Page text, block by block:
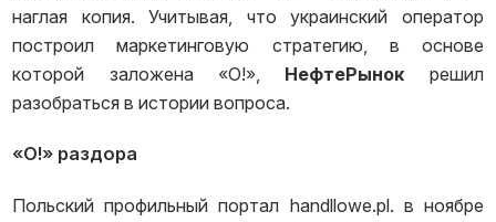
наглая копия. Учитывая, что украинский оператор
построил маркетинговую стратегию, в основе
которой заложена «О!», НефтеРынок решил
разобраться в истории вопроса.
«О!» раздора
Польский профильный портал handllowe.pl. в ноябре